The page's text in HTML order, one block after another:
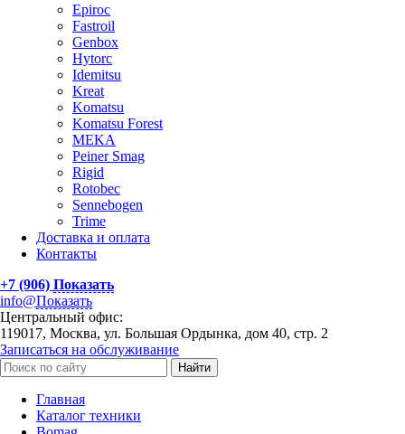
Epiroc
Fastroil
Genbox
Hytorc
Idemitsu
Kreat
Komatsu
Komatsu Forest
MEKA
Peiner Smag
Rigid
Rotobec
Sennebogen
Trime
Доставка и оплата
Контакты
+7 (906) Показать
info@Показать
Центральный офис:
119017, Москва, ул. Большая Ордынка, дом 40, стр. 2
Записаться на обслуживание
Найти
Главная
Каталог техники